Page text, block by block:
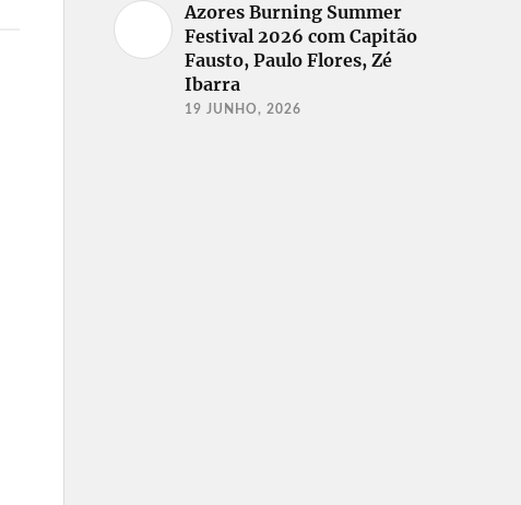
Azores Burning Summer
Festival 2026 com Capitão
Fausto, Paulo Flores, Zé
Ibarra
19 JUNHO, 2026